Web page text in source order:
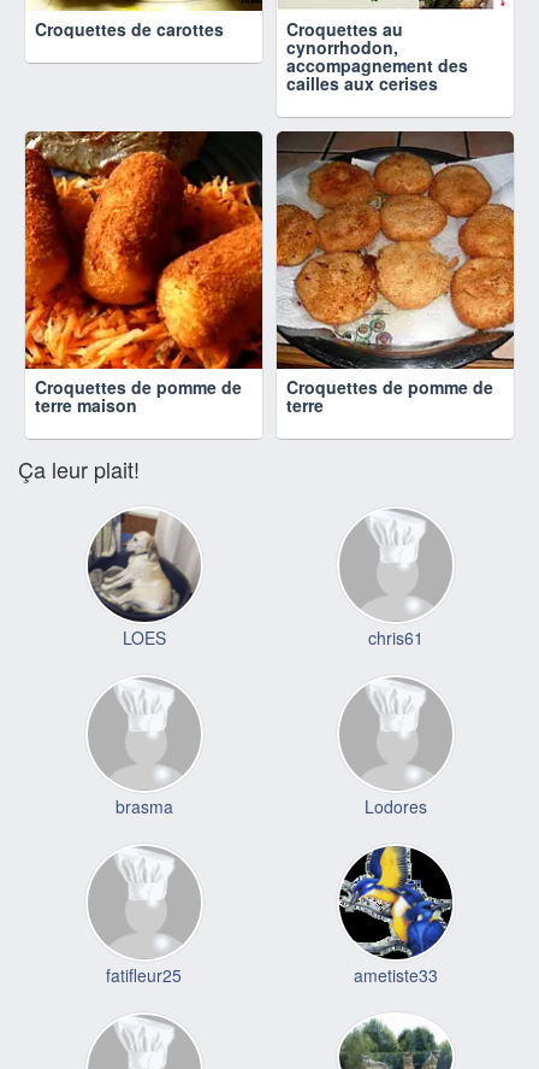
Croquettes de carottes Croquettes au
cynorrhodon,
accompagnement des
cailles aux cerises
Croquettes de pomme de
terre maison
Croquettes de pomme de
terre
Ça leur plait!
LOES chris61
brasma Lodores
fatifleur25 ametiste33